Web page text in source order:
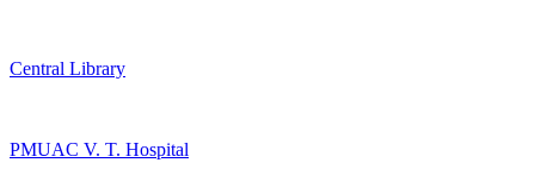
Central Library
PMUAC V. T. Hospital